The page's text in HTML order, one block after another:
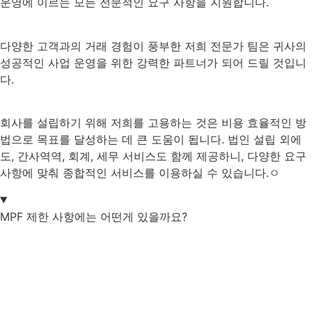
다양한 고객과의 거래 경험이 풍부한 저희 전문가 팀은 귀사의
성공적인 사업 운영을 위한 강력한 파트너가 되어 드릴 것입니
다.
회사를 설립하기 위해 저희를 고용하는 것은 비용 효율적인 방
법으로 목표를 달성하는 데 큰 도움이 됩니다. 법인 설립 외에
도, 간사역역, 회계, 세무 서비스도 함께 제공하니, 다양한 요구
사항에 맞춰 종합적인 서비스를 이용하실 수 있습니다.ㅇ
MPF 제한 사항에는 어떤게 있을까요?